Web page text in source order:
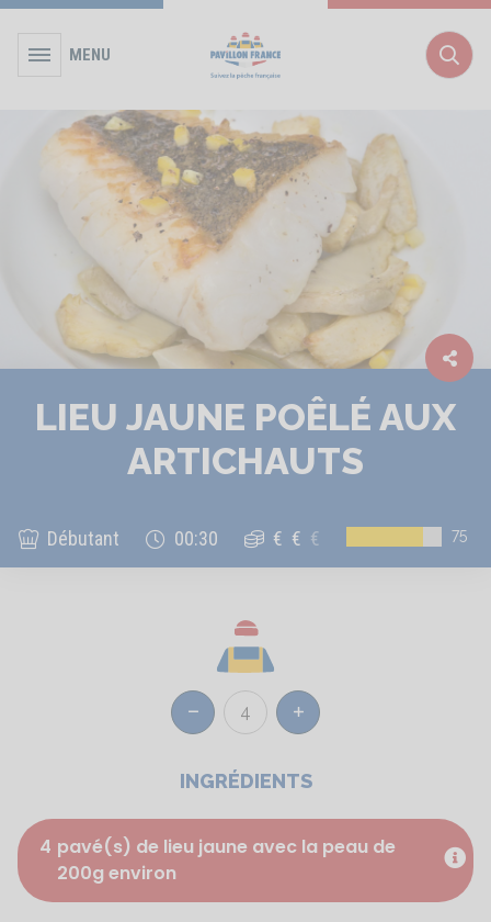
MENU
LIEU JAUNE POÊLÉ AUX
ARTICHAUTS
Débutant 00:30 € € € 75
Réduire 4 Augmenter
INGRÉDIENTS
4 pavé(s) de lieu jaune avec la peau de
200g environ